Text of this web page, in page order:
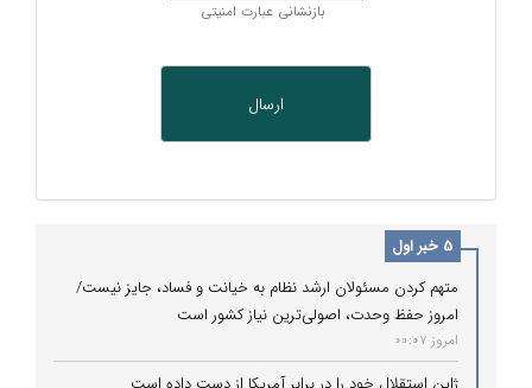
بازنشانی عبارت امنیتی
5 خبر اول
متهم کردن مسئولان ارشد نظام به خیانت و فساد، جایز نیست/
امروز حفظ وحدت، اصولی‌ترین نیاز کشور است
امروز 00:07